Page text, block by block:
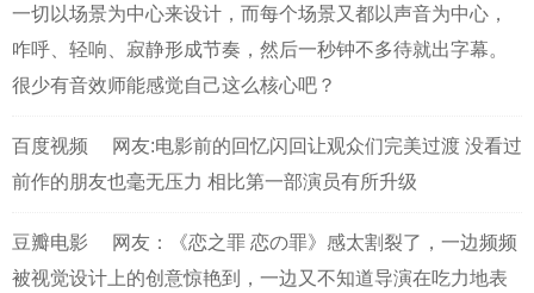
一切以场景为中心来设计，而每个场景又都以声音为中心，
咋呼、轻响、寂静形成节奏，然后一秒钟不多待就出字幕。
很少有音效师能感觉自己这么核心吧？
百度视频
网友:电影前的回忆闪回让观众们完美过渡 没看过
前作的朋友也毫无压力 相比第一部演员有所升级
豆瓣电影
网友：《恋之罪 恋の罪》感太割裂了，一边频频
被视觉设计上的创意惊艳到，一边又不知道导演在吃力地表